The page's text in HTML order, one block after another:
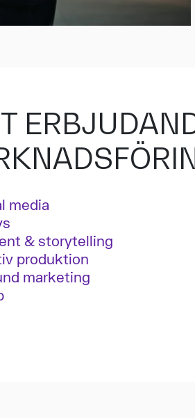
media
& storytelling
produktion
marketing